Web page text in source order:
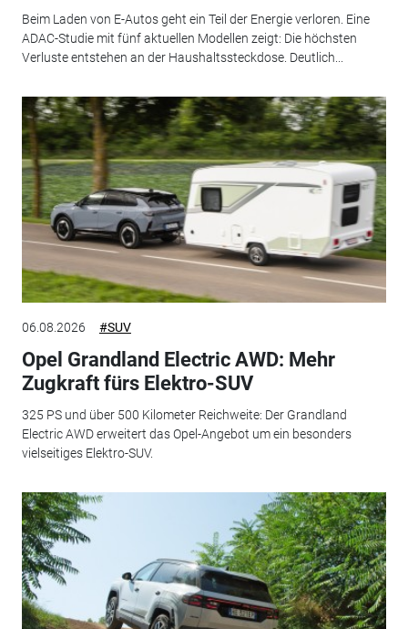
Beim Laden von E-Autos geht ein Teil der Energie verloren. Eine
ADAC-Studie mit fünf aktuellen Modellen zeigt: Die höchsten
Verluste entstehen an der Haushaltssteckdose. Deutlich...
06.08.2026 #SUV
Opel Grandland Electric AWD: Mehr
Zugkraft fürs Elektro-SUV
325 PS und über 500 Kilometer Reichweite: Der Grandland
Electric AWD erweitert das Opel-Angebot um ein besonders
vielseitiges Elektro-SUV.